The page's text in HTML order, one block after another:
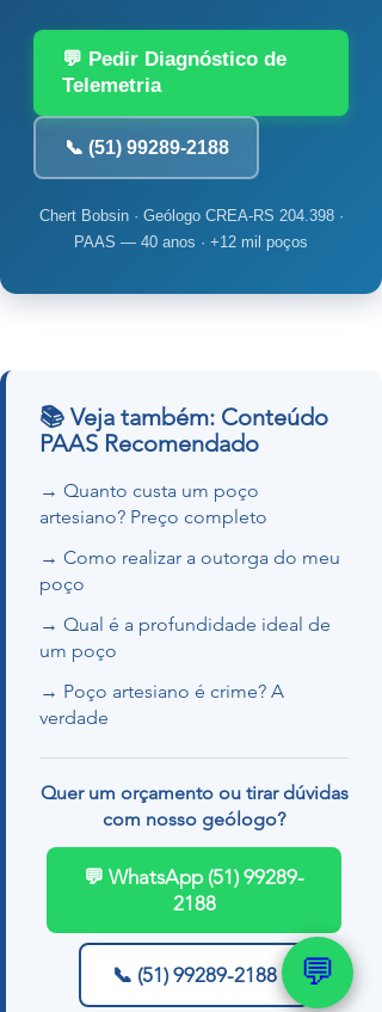
💬 Pedir Diagnóstico de
Telemetria
📞 (51) 99289-2188
Chert Bobsin · Geólogo CREA-RS 204.398 ·
PAAS — 40 anos · +12 mil poços
📚 Veja também: Conteúdo
PAAS Recomendado
→ Quanto custa um poço
artesiano? Preço completo
→ Como realizar a outorga do meu
poço
→ Qual é a profundidade ideal de
um poço
→ Poço artesiano é crime? A
verdade
Quer um orçamento ou tirar dúvidas
com nosso geólogo?
💬 WhatsApp (51) 99289-
2188
📞 (51) 99289-2188 💬